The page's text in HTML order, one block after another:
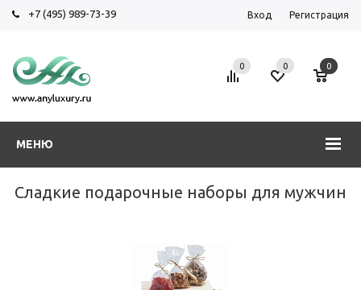
+7 (495) 989-73-39 Вход Регистрация
МЕНЮ
0 0 0
Сладкие подарочные наборы для мужчин